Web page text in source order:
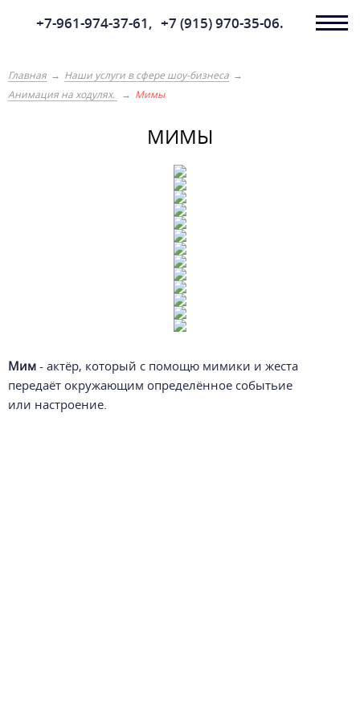
+7-961-974-37-61, +7 (915) 970-35-06.
Главная
Наши услуги в сфере шоу-бизнеса
Анимация на ходулях.
Мимы
МИМЫ
Мим - актёр, который с помощю мимики и жеста
передаёт окружающим определённое событьие
или настроение.